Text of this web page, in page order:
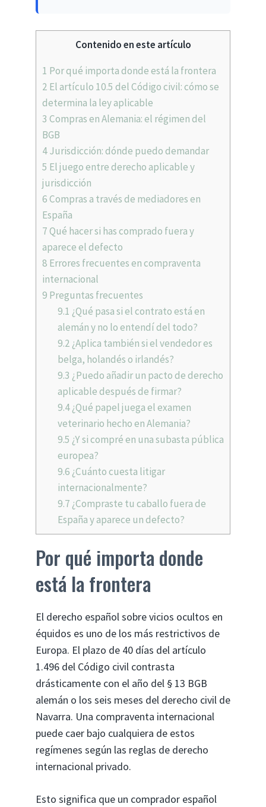
Contenido en este artículo
1 Por qué importa donde está la frontera
2 El artículo 10.5 del Código civil: cómo se
determina la ley aplicable
3 Compras en Alemania: el régimen del
BGB
4Jurisdicción: dónde puedo demandar
5 El juego entre derecho aplicable y
jurisdicción
6Compras a través de mediadores en
España
7Qué hacer si has comprado fuera y
aparece el defecto
8 Errores frecuentes en compraventa
internacional
9 Preguntas frecuentes
9.1 ¿Qué pasa si el contrato está en
alemán y no lo entendí del todo?
9.2 ¿Aplica también si el vendedor es
belga, holandés o irlandés?
9.3 ¿Puedo añadir un pacto de derecho
aplicable después de firmar?
9.4¿Qué papel juega el examen
veterinario hecho en Alemania?
9.5 ¿Y si compré en una subasta pública
europea?
9.6 ¿Cuánto cuesta litigar
internacionalmente?
9.7 ¿Compraste tu caballo fuera de
España y aparece un defecto?
Por qué importa donde
está la frontera
El derecho español sobre vicios ocultos en
équidos es uno de los más restrictivos de
Europa. El plazo de 40 días del artículo
1.496 del Código civil contrasta
drásticamente con el año del § 13 BGB
alemán o los seis meses del derecho civil de
Navarra. Una compraventa internacional
puede caer bajo cualquiera de estos
regímenes según las reglas de derecho
internacional privado.
Esto significa que un comprador español